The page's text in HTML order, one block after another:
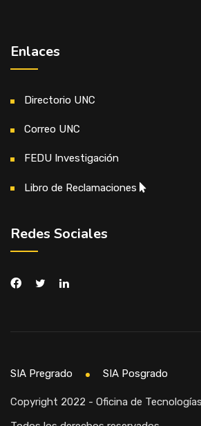
Enlaces
Directorio UNC
Correo UNC
FEDU Investigación
Libro de Reclamaciones
Redes Sociales
Copyright 2022 - Oficina de
SIA Pregrado SIA Posgrado